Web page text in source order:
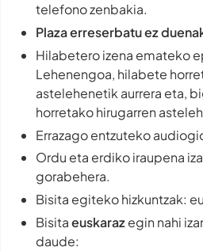
telefono zenbakia.
Plaza erreserbatu ez
Hilabetero izena emateko
Lehenengoa, hilabete
astelehenetik aurrera eta,
horretako hirugarren
Errazago entzuteko
Ordu eta erdiko iraupena
gorabehera.
Bisita egiteko hizkuntzak:
Bisitaeuskarazegin nahi
daude: